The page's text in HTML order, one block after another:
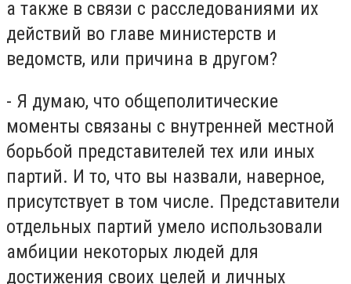
а также в связи с расследованиями их
действий во главе министерств и
ведомств, или причина в другом?
- Я думаю, что общеполитические
моменты связаны с внутренней местной
борьбой представителей тех или иных
партий. И то, что вы назвали, наверное,
присутствует в том числе. Представители
отдельных партий умело использовали
амбиции некоторых людей для
достижения своих целей и личных